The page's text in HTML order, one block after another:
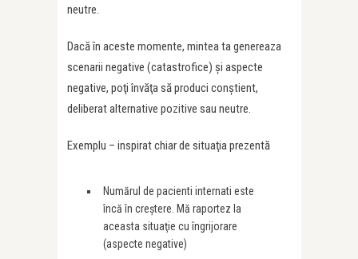
neutre.
Dacă în aceste momente, mintea ta genereaza
scenarii negative (catastrofice) şi aspecte
negative, poţi învăţa să produci conştient,
deliberat alternative pozitive sau neutre.
Exemplu – inspirat chiar de situaţia prezentă
Numărul de pacienti internati este
încă în creştere. Mă raportez la
aceasta situaţie cu îngrijorare
(aspecte negative)